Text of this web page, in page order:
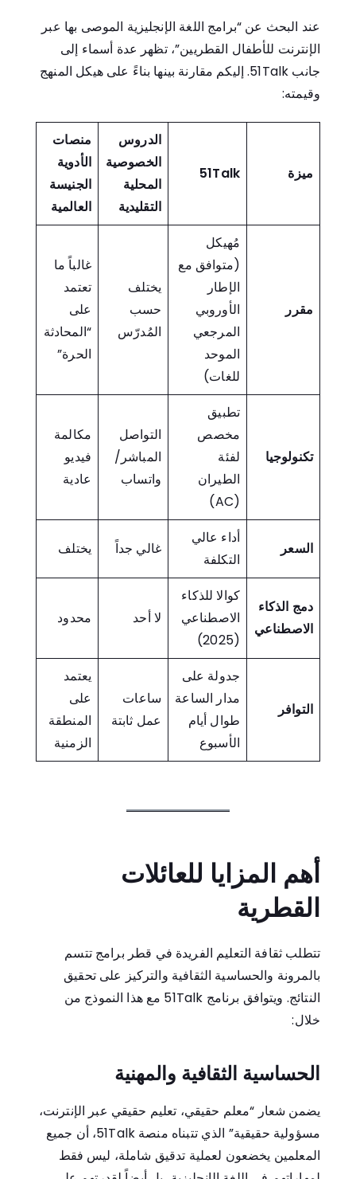
عند البحث عن “برامج اللغة الإنجليزية الموصى بها عبر
الإنترنت للأطفال القطريين”، تظهر عدة أسماء إلى
جانب 51Talk. إليكم مقارنة بينها بناءً على هيكل المنهج
وقيمته:
ميزة 51Talk
الدروس
الخصوصية
المحلية
التقليدية
منصات
الأدوية
الجنيسة
العالمية
مقرر
مُهيكل
(متوافق مع
الإطار
الأوروبي
المرجعي
الموحد
للغات)
يختلف
حسب
المُدرّس
غالباً ما
تعتمد
على
“المحادثة
الحرة”
تكنولوجيا
تطبيق
مخصص
لفئة
الطيران
(AC)
التواصل
المباشر/
واتساب
مكالمة
فيديو
عادية
السعر
أداء عالي
التكلفة
غالي جداً يختلف
دمج الذكاء
الاصطناعي
كوالا للذكاء
الاصطناعي
(2025)
لا أحد محدود
التوافر
جدولة على
مدار الساعة
طوال أيام
الأسبوع
ساعات
عمل ثابتة
يعتمد
على
المنطقة
الزمنية
أهم المزايا للعائلات
القطرية
تتطلب ثقافة التعليم الفريدة في قطر برامج تتسم
بالمرونة والحساسية الثقافية والتركيز على تحقيق
النتائج. ويتوافق برنامج 51Talk مع هذا النموذج من
خلال:
الحساسية الثقافية والمهنية
يضمن شعار “معلم حقيقي، تعليم حقيقي عبر الإنترنت،
مسؤولية حقيقية” الذي تتبناه منصة 51Talk، أن جميع
المعلمين يخضعون لعملية تدقيق شاملة، ليس فقط